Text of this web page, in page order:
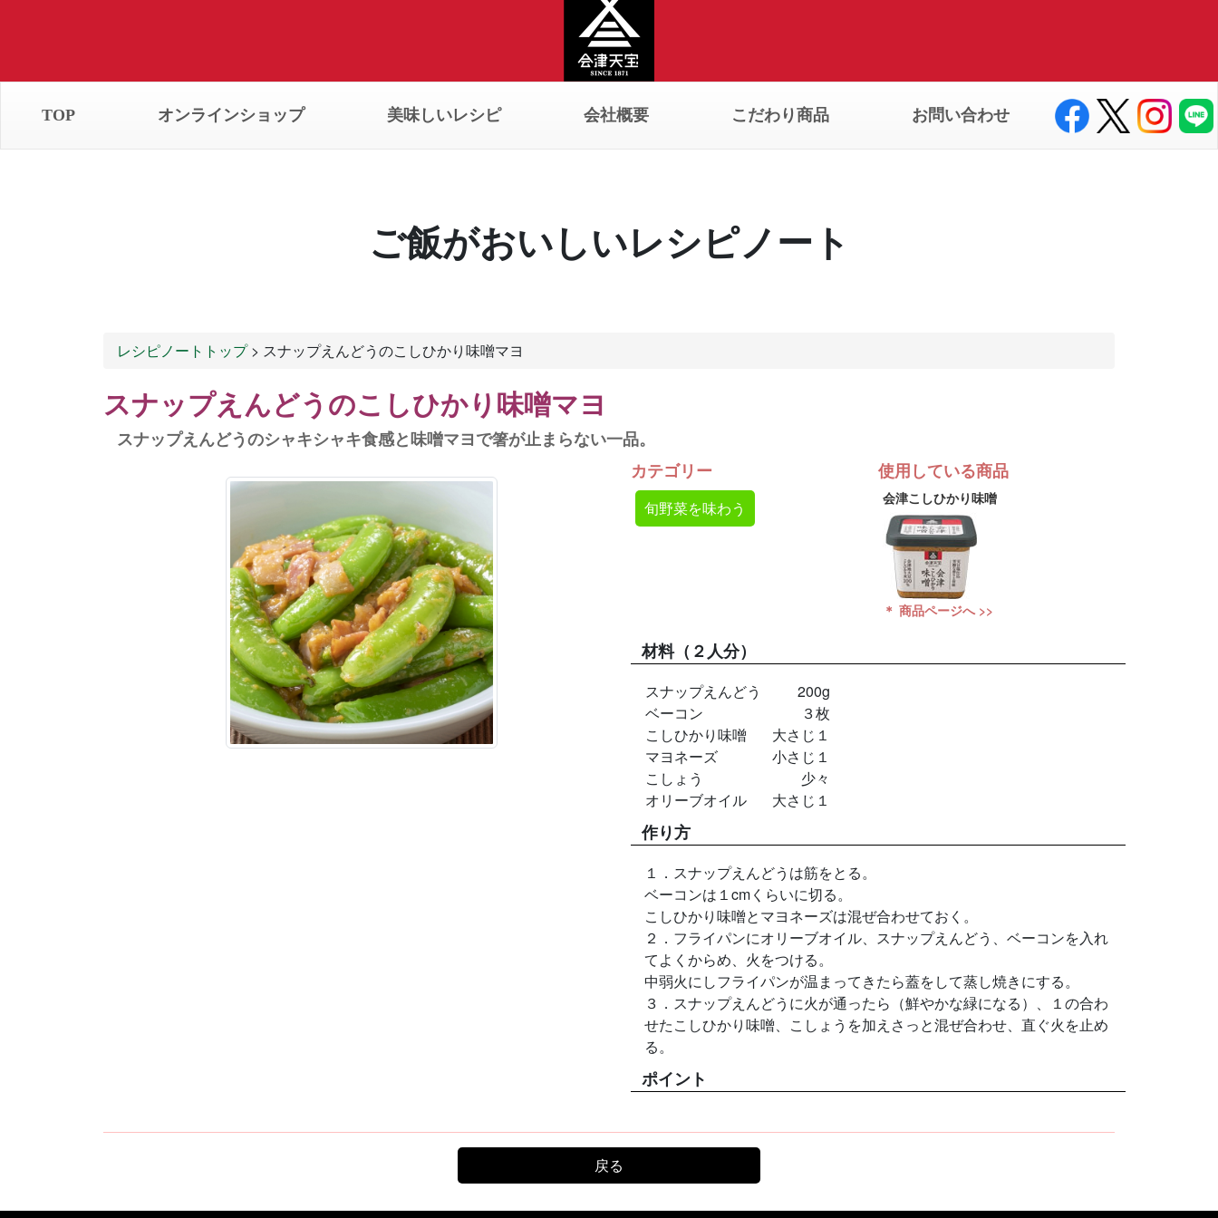
TOP オンラインショップ 美味しいレシピ 会社概要 こだわり商品 お問い合わせ
ご飯がおいしいレシピノート
レシピノートトップ> スナップえんどうのこしひかり味噌マヨ
スナップえんどうのこしひかり味噌マヨ
スナップえんどうのシャキシャキ食感と味噌マヨで箸が止まらない一品。
カテゴリー
旬野菜を味わう
使用している商品
会津こしひかり味噌
＊ 商品ページへ >>
材料（２人分）
スナップえんどう
200g
ベーコン
３枚
こしひかり味噌
大さじ１
マヨネーズ
小さじ１
こしょう
少々
オリーブオイル
大さじ１
作り方
１．スナップえんどうは筋をとる。
ベーコンは１cmくらいに切る。
こしひかり味噌とマヨネーズは混ぜ合わせておく。
２．フライパンにオリーブオイル、スナップえんどう、ベーコンを入れ
てよくからめ、火をつける。
中弱火にしフライパンが温まってきたら蓋をして蒸し焼きにする。
３．スナップえんどうに火が通ったら（鮮やかな緑になる）、１の合わ
せたこしひかり味噌、こしょうを加えさっと混ぜ合わせ、直ぐ火を止め
る。
ポイント
戻る